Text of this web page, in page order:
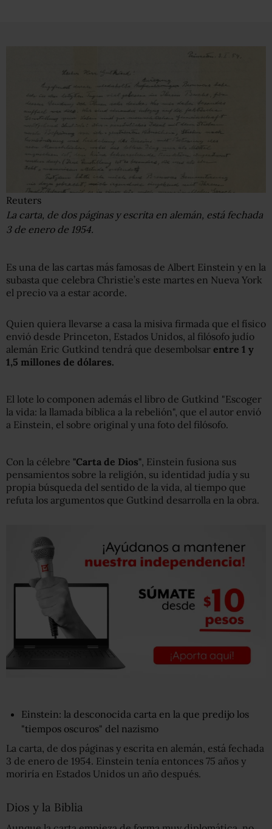
Reuters
La carta, de dos páginas y escrita en alemán, está fechada
3 de enero de 1954.
Es una de las cartas más famosas de Albert Einstein y en la
subasta que celebra Christie’s este martes en Nueva York
el precio va a estar acorde.
Quien quiera llevarse a casa la misiva firmada que el físico
envió desde Princeton, Estados Unidos, al filósofo judío
alemán Eric Gutkind tendrá que desembolsar entre 1 y
1,5 millones de dólares.
El lote lo componen además el libro de Gutkind "Escoger
la vida: la llamada bíblica a la rebelión", que el autor envió
a Einstein, el sobre original y una foto del filósofo.
Con la célebre "Carta de Dios" , Einstein fusiona sus
pensamientos sobre la religión, su identidad judía y su
propia búsqueda del sentido de la vida, al tiempo que
refuta los argumentos que Gutkind desarrolla en la obra.
Einstein: la desconocida carta en la que predijo los
"tiempos oscuros" del nazismo
La carta, de dos páginas y escrita en alemán, está fechada
3 de enero de 1954. Einstein tenía entonces 75 años y
moriría en Estados Unidos un año después.
Dios y la Biblia